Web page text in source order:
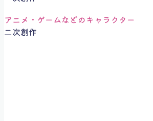
アニメ・ゲームなどのキャラクター
二次創作